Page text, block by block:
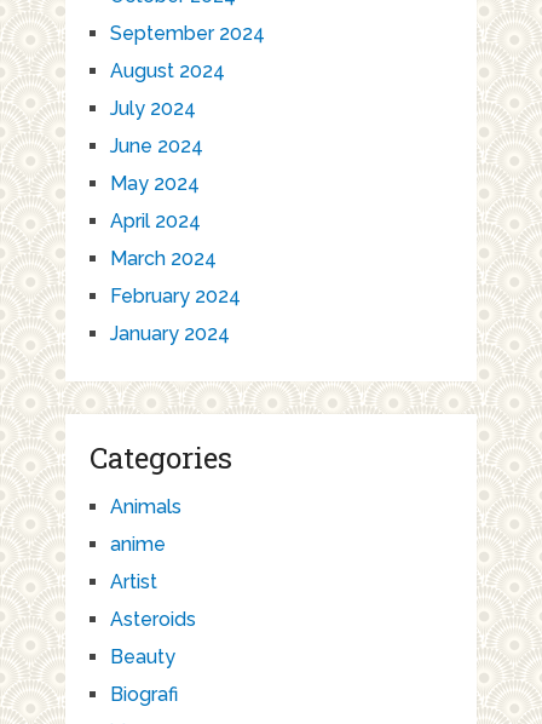
September 2024
August 2024
July 2024
June 2024
May 2024
April 2024
March 2024
February 2024
January 2024
Categories
Animals
anime
Artist
Asteroids
Beauty
Biografi